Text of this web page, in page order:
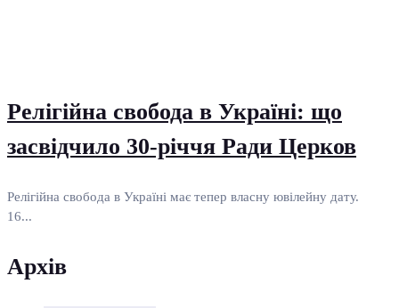
Релігійна свобода в Україні: що
засвідчило 30-річчя Ради Церков
Релігійна свобода в Україні має тепер власну ювілейну дату.
16...
Архів